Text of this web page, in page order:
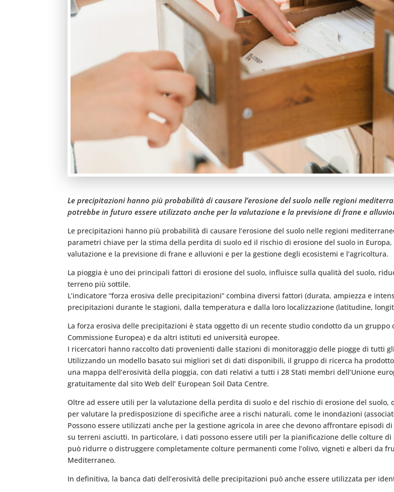
Le precipitazioni hanno più probabilità di causare l’erosione del suolo nelle regioni
potrebbe in futuro essere utilizzato anche per la valutazione e la previsione di frane e
Le precipitazioni hanno più probabilità di causare l’erosione del suolo nelle regioni
parametri chiave per la stima della perdita di suolo ed il rischio di erosione del suolo in
valutazione e la previsione di frane e alluvioni e per la gestione degli ecosistemi e l’agricoltura.
La pioggia è uno dei principali fattori di erosione del suolo, influisce sulla qualità del suolo,
terreno più sottile.
L’indicatore “forza erosiva delle precipitazioni” combina diversi fattori (durata, ampiezza e
precipitazioni durante le stagioni, dalla temperatura e dalla loro localizzazione (latitudine,
La forza erosiva delle precipitazioni è stata oggetto di un recente studio condotto da un
Commissione Europea) e da altri istituti ed università europee.
I ricercatori hanno raccolto dati provenienti dalle stazioni di monitoraggio delle piogge di tutti
Utilizzando un modello basato sui migliori set di dati disponibili, il gruppo di ricerca ha
una mappa dell’erosività della pioggia, con dati relativi a tutti i 28 Stati membri dell’Unione
gratuitamente dal sito Web dell’ European Soil Data Centre.
Oltre ad essere utili per la valutazione della perdita di suolo e del rischio di erosione del
per valutare la predisposizione di specifiche aree a rischi naturali, come le inondazioni
Possono essere utilizzati anche per la gestione agricola in aree che devono affrontare episodi
su terreni asciutti. In particolare, i dati possono essere utili per la pianificazione delle colture
può ridurre o distruggere completamente colture permanenti come l’olivo, vigneti e alberi da
Mediterraneo.
In definitiva, la banca dati dell’erosività delle precipitazioni può anche essere utilizzata per